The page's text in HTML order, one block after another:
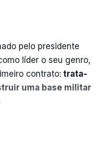
pelo presidente
líder o seu genro,
contrato: trata-
uma base militar